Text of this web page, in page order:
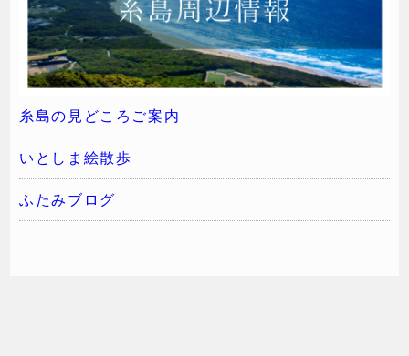
糸島の見どころご案内
いとしま絵散歩
ふたみブログ